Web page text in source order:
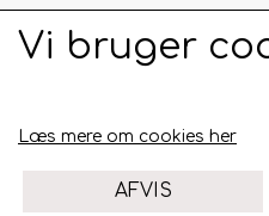
Sociale medier
Vi bruger
Læs mere om cookies her
AFVIS